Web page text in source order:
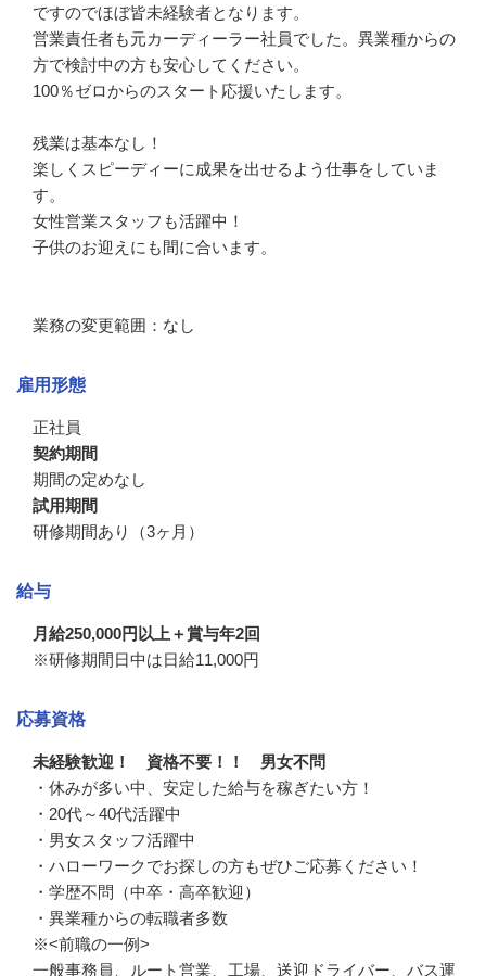
ですのでほぼ皆未経験者となります。
営業責任者も元カーディーラー社員でした。異業種からの
方で検討中の方も安心してください。
100％ゼロからのスタート応援いたします。
残業は基本なし！
楽しくスピーディーに成果を出せるよう仕事をしていま
す。
女性営業スタッフも活躍中！
子供のお迎えにも間に合います。
業務の変更範囲：なし
雇用形態
正社員
契約期間
期間の定めなし
試用期間
研修期間あり（3ヶ月）
給与
月給250,000円以上＋賞与年2回
※研修期間日中は日給11,000円
応募資格
未経験歓迎！ 資格不要！！ 男女不問
・休みが多い中、安定した給与を稼ぎたい方！
・20代～40代活躍中
・男女スタッフ活躍中
・ハローワークでお探しの方もぜひご応募ください！
・学歴不問（中卒・高卒歓迎）
・異業種からの転職者多数
※<前職の一例>
一般事務員、ルート営業、工場、送迎ドライバー、バス運